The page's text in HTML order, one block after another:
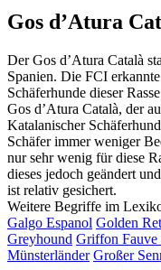
Gos d’Atura
Der Gos d’Atura Català
Spanien. Die FCI
Schäferhunde dieser
Gos d’Atura Català, der
Katalanischer
Schäfer immer weniger
nur sehr wenig für diese
dieses jedoch geändert
ist relativ gesichert.
Weitere Begriffe im
Galgo Espanol Golden
Greyhound Griffon Fauve
Münsterländer Großer